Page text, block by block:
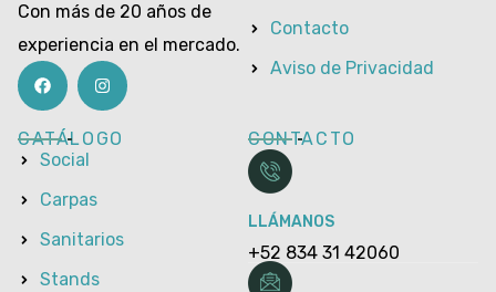
Con más de 20 años de
experiencia en el mercado.
Contacto
Aviso de Privacidad
CATÁLOGO
Social
Carpas
Sanitarios
Stands
CONTACTO
LLÁMANOS
+52 834 31 42060